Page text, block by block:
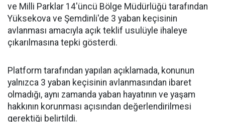
ve Milli Parklar 14'üncü Bölge Müdürlüğü tarafından
Yüksekova ve Şemdinli'de 3 yaban keçisinin
avlanması amacıyla açık teklif usulüyle ihaleye
çıkarılmasına tepki gösterdi.
Platform tarafından yapılan açıklamada, konunun
yalnızca 3 yaban keçisinin avlanmasından ibaret
olmadığı, aynı zamanda yaban hayatının ve yaşam
hakkının korunması açısından değerlendirilmesi
gerektiği belirtildi.